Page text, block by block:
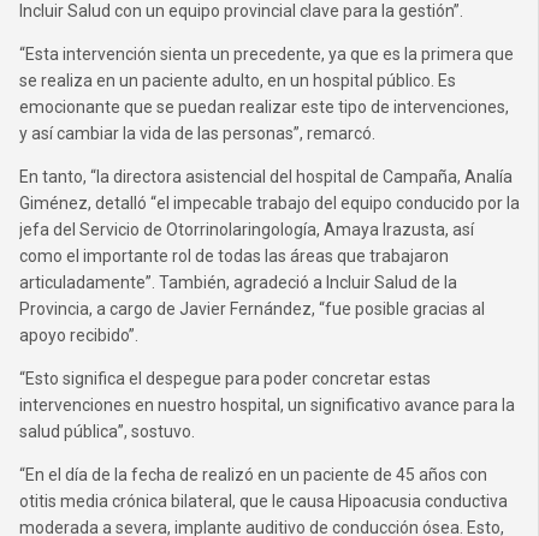
Incluir Salud con un equipo provincial clave para la gestión”.
“Esta intervención sienta un precedente, ya que es la primera que
se realiza en un paciente adulto, en un hospital público. Es
emocionante que se puedan realizar este tipo de intervenciones,
y así cambiar la vida de las personas”, remarcó.
En tanto, “la directora asistencial del hospital de Campaña, Analía
Giménez, detalló “el impecable trabajo del equipo conducido por la
jefa del Servicio de Otorrinolaringología, Amaya Irazusta, así
como el importante rol de todas las áreas que trabajaron
articuladamente”. También, agradeció a Incluir Salud de la
Provincia, a cargo de Javier Fernández, “fue posible gracias al
apoyo recibido”.
“Esto significa el despegue para poder concretar estas
intervenciones en nuestro hospital, un significativo avance para la
salud pública”, sostuvo.
“En el día de la fecha de realizó en un paciente de 45 años con
otitis media crónica bilateral, que le causa Hipoacusia conductiva
moderada a severa, implante auditivo de conducción ósea. Esto,